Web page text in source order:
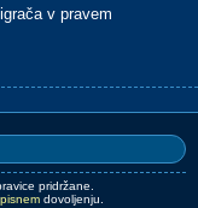
v pravem
pridržane.
pisnemdovoljenju.